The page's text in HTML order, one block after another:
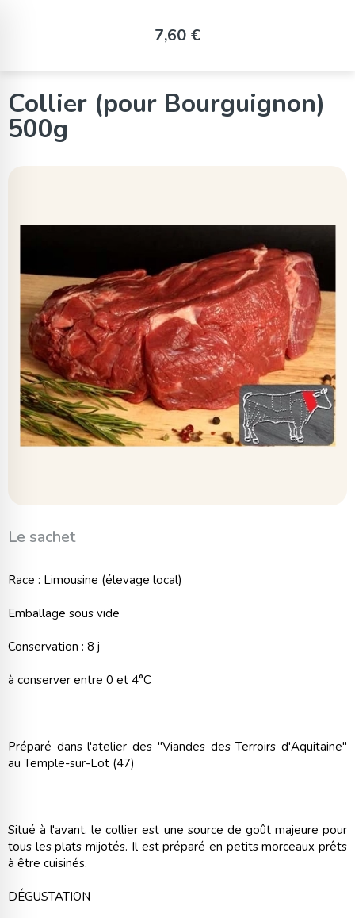
Collier (pour Bourguignon)
500g
Le sachet
7,60 €
Race : Limousine (élevage local)
Emballage sous vide
Conservation : 8 j
à conserver entre 0 et 4°C
Préparé dans l'atelier des "Viandes des Terroirs d'Aquitaine"
au Temple-sur-Lot (47)
Situé à l'avant, le collier est une source de goût majeure pour
tous les plats mijotés. Il est préparé en petits morceaux prêts
à être cuisinés.
DÉGUSTATION